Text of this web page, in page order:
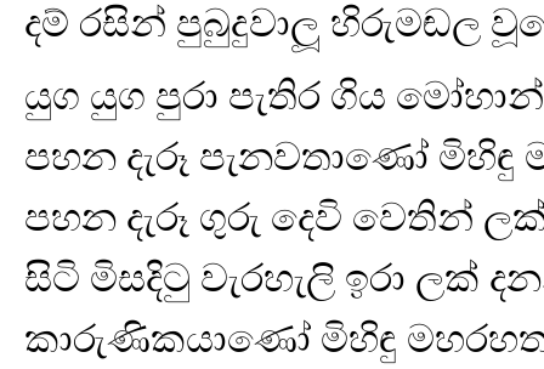
දම් රසින් පුබුදුවාලූ හිරුමඬල
යුග යුග පුරා පැතිර ගිය
පහන දැරූ පැනවතාණෝ
පහන දැරූ ගුරු දෙවි වෙතින්
සිටි මිසදිටු වැරහැලි ඉරා ලක්
කාරුණිකයාණෝ මිහිඳු